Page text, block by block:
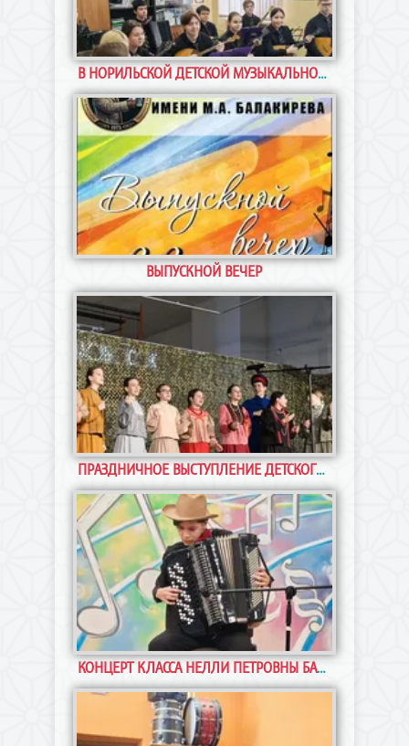
В Норильской детской музыкальной школе
имени М.А. Балакирева прошел «День
открытых дверей» 16 мая наша школа
распахнула свои двери для учащихся СШ №23 и
их роди
В НОРИЛЬСКОЙ ДЕТСКОЙ МУЗЫКАЛЬНОЙ ШКОЛЕ ИМЕНИ М.А. БАЛАКИРЕВА ПРОШЕЛ «ДЕНЬ ОТКРЫТЫХ ДВЕРЕЙ»
В следующую пятницу в Норильской детской
музыкальной школе имени М.А. Балакирева
состоится торжественное и трогательное
событие - 53-й выпуск учащихся! В этом г
ВЫПУСКНОЙ ВЕЧЕР
Праздничное выступление Детского
фольклорного ансамбля «Застава» в Дню
Победы! В рамках празднования Дня Победы в
Музее Норильска состоялось яркое
выступление Д
ПРАЗДНИЧНОЕ ВЫСТУПЛЕНИЕ ДЕТСКОГО ФОЛЬКЛОРНОГО АНСАМБЛЯ «ЗАСТАВА» В ДНЮ ПОБЕДЫ!
Любите ли вы баян, как любят его ученики
Нелли Петровны Барбиной? В Норильской
детской музыкальной школе имени М.А.
Балакирева прошел замечательный концерт
юных
КОНЦЕРТ КЛАССА НЕЛЛИ ПЕТРОВНЫ БАРБИНОЙ